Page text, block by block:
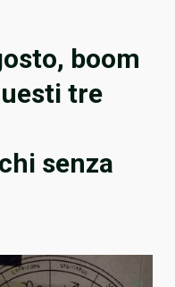
boom
tre
senza